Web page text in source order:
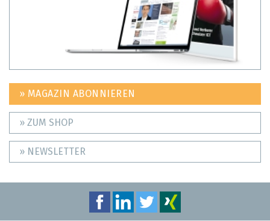
» MAGAZIN ABONNIEREN
» ZUM SHOP
» NEWSLETTER